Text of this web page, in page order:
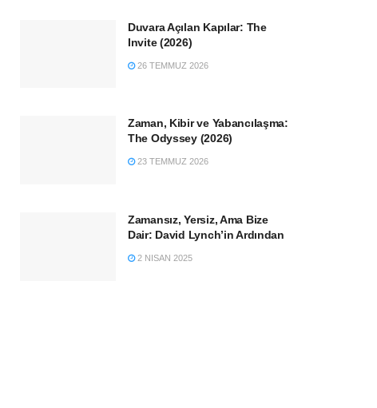
Duvara Açılan Kapılar: The
Invite (2026)
26 TEMMUZ 2026
Zaman, Kibir ve Yabancılaşma:
The Odyssey (2026)
23 TEMMUZ 2026
Zamansız, Yersiz, Ama Bize
Dair: David Lynch’in Ardından
2 NISAN 2025